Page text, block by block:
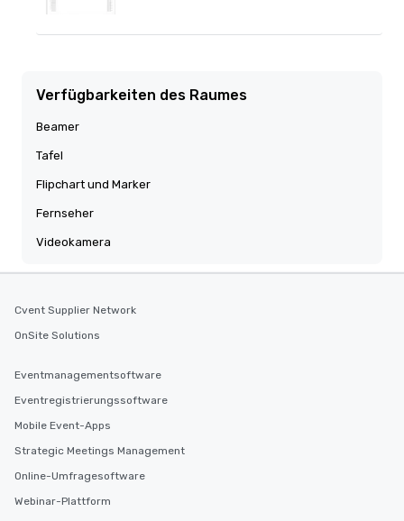
Verfügbarkeiten des Raumes
Beamer
Tafel
Flipchart und Marker
Fernseher
Videokamera
Cvent Supplier Network
OnSite Solutions
Eventmanagementsoftware
Eventregistrierungssoftware
Mobile Event-Apps
Strategic Meetings Management
Online-Umfragesoftware
Webinar-Plattform